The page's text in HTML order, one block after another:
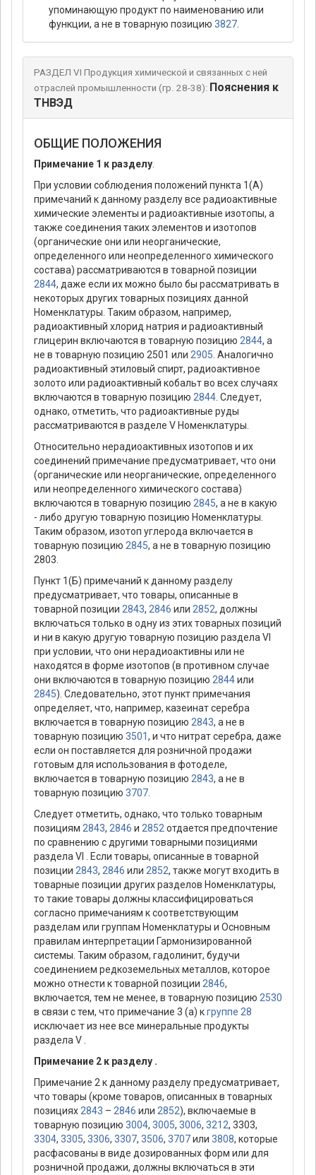
упоминающую продукт по наименованию или
функции, а не в товарную позицию 3827
РАЗДЕЛ VI Продукция химической и связанных с ней
отраслей промышленности (гр. 28-38): Пояснения к
ТНВЭД
ОБЩИЕ ПОЛОЖЕНИЯ
Примечание 1 к разделу
При условии соблюдения положений пункта 1(А)
примечаний к данному разделу все радиоактивные
химические элементы и радиоактивные изотопы, а
также соединения таких элементов и изотопов
(органические они или неорганические,
определенного или неопределенного химического
состава) рассматриваются в товарной позиции
2844, даже если их можно было бы рассматривать в
некоторых других товарных позициях данной
Номенклатуры. Таким образом, например,
радиоактивный хлорид натрия и радиоактивный
глицерин включаются в товарную позицию 2844, а
не в товарную позицию 2501 или 2905 . Аналогично
радиоактивный этиловый спирт, радиоактивное
золото или радиоактивный кобальт во всех случаях
включаются в товарную позицию 2844 . Следует,
однако, отметить, что радиоактивные руды
рассматриваются в разделе V Номенклатуры.
Относительно нерадиоактивных изотопов и их
соединений примечание предусматривает, что они
(органические или неорганические, определенного
или неопределенного химического состава)
включаются в товарную позицию 2845, а не в какую
- либо другую товарную позицию Номенклатуры.
Таким образом, изотоп углерода включается в
товарную позицию 2845, а не в товарную позицию
2803.
Пункт 1(Б) примечаний к данному разделу
предусматривает, что товары, описанные в
товарной позиции 2843, 2846 или 2852, должны
включаться только в одну из этих товарных позиций
и ни в какую другую товарную позицию раздела VI
при условии, что они нерадиоактивны или не
находятся в форме изотопов (в противном случае
они включаются в товарную позицию 2844или
2845). Следовательно, этот пункт примечания
определяет, что, например, казеинат серебра
включается в товарную позицию 2843, а не в
товарную позицию 3501, и что нитрат серебра, даже
если он поставляется для розничной продажи
готовым для использования в фотоделе,
включается в товарную позицию 2843, а не в
товарную позицию 3707
Следует отметить, однако, что только товарным
позициям 2843, 2846 и 2852 отдается предпочтение
по сравнению с другими товарными позициями
раздела VI . Если товары, описанные в товарной
позиции 2843, 2846 или 2852, также могут входить в
товарные позиции других разделов Номенклатуры,
то такие товары должны классифицироваться
согласно примечаниям к соответствующим
разделам или группам Номенклатуры и Основным
правилам интерпретации Гармонизированной
системы. Таким образом, гадолинит, будучи
соединением редкоземельных металлов, которое
можно отнести к товарной позиции 2846,
включается, тем не менее, в товарную позицию 2530
в связи с тем, что примечание 3 (а) кгруппе 28
исключает из нее все минеральные продукты
раздела V .
Примечание 2 к разделу .
Примечание 2 к данному разделу предусматривает,
что товары (кроме товаров, описанных в товарных
позициях 2843 – 2846 или 2852), включаемые в
товарную позицию 3004, 3005, 3006, 3212, 3303,
3304, 3305, 3306, 3307, 3506, 3707или 3808, которые
расфасованы в виде дозированных форм или для
розничной продажи, должны включаться в эти